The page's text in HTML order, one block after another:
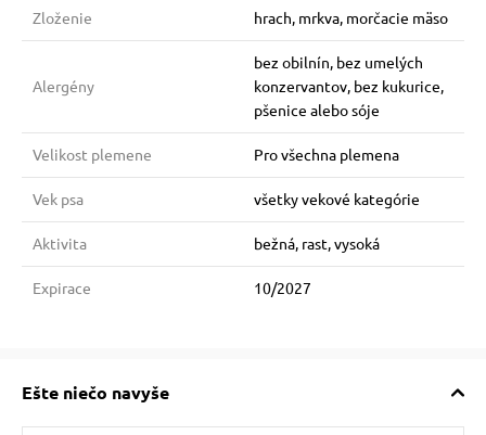
Zloženie hrach, mrkva, morčacie mäso
Alergény
bez obilnín, bez umelých
konzervantov, bez kukurice,
pšenice alebo sóje
Velikost plemene Pro všechna plemena
Vek psa všetky vekové kategórie
Aktivita bežná, rast, vysoká
Expirace 10/2027
Ešte niečo navyše